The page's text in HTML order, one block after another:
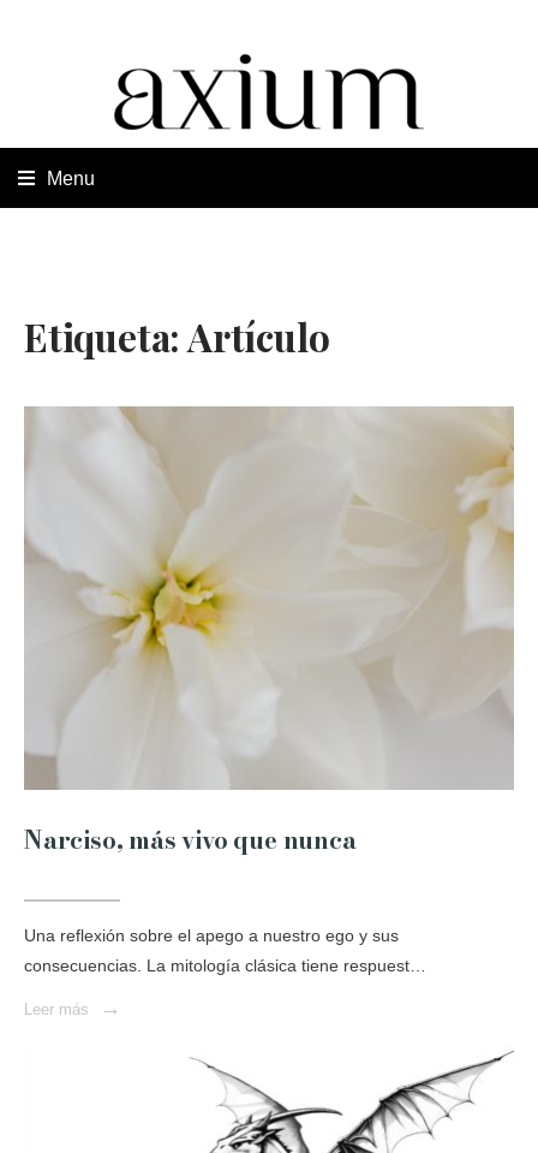
Etiqueta:Artículo
Narciso, más vivo que nunca
Una reflexión sobre el apego a nuestro ego y sus
consecuencias. La mitología clásica tiene respuest…
Leer más →